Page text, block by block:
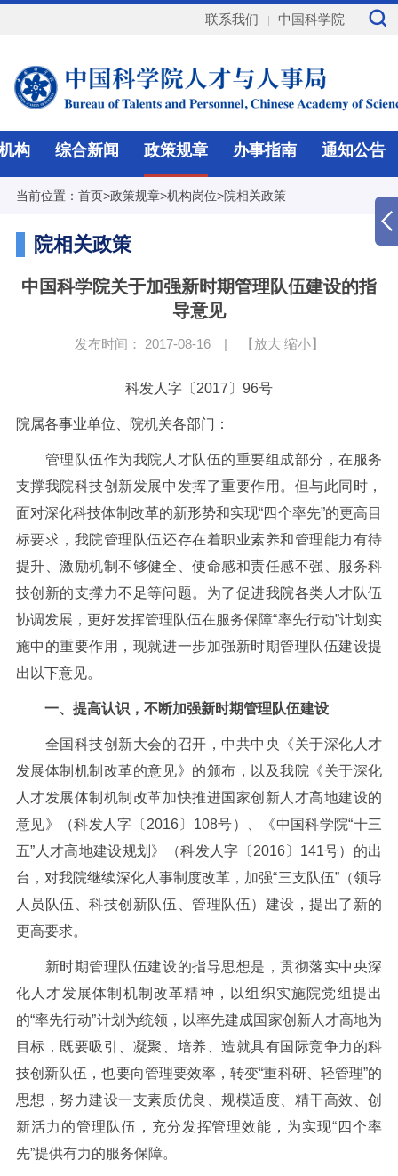
联系我们 中国科学院
构 综合新闻 政策规章 办事指南 通知公告
当前位置： 首页>政策规章>机构岗位>院相关政策
院相关政策
中国科学院关于加强新时期管理队伍建设的指
导意见
发布时间： 2017-08-16 | 【放大 缩小】
科发人字 〔2017 〕96号
院属各事业单位、院机关各部门：
管理队伍作为我院人才队伍的重要组成部分，在服务
支撑我院科技创新发展中发挥了重要作用。但与此同时，
面对深化科技体制改革的新形势和实现“四个率先”的更高目
标要求，我院管理队伍还存在着职业素养和管理能力有待
提升、激励机制不够健全、使命感和责任感不强、服务科
技创新的支撑力不足等问题。为了促进我院各类人才队伍
协调发展，更好发挥管理队伍在服务保障“率先行动”计划实
施中的重要作用，现就进一步加强新时期管理队伍建设提
出以下意见。
一、提高认识，不断加强新时期管理队伍建设
全国科技创新大会的召开，中共中央《关于深化人才
发展体制机制改革的意见》的颁布，以及我院《关于深化
人才发展体制机制改革加快推进国家创新人才高地建设的
意见》（科发人字〔 2016〕 108号）、《中国科学院“十三
五”人才高地建设规划》（科发人字〔 2016〕 141号）的出
台，对我院继续深化人事制度改革，加强“三支队伍”（领导
人员队伍、科技创新队伍、管理队伍）建设，提出了新的
更高要求。
新时期管理队伍建设的指导思想是，贯彻落实中央深
化人才发展体制机制改革精神，以组织实施院党组提出
的“率先行动”计划为统领，以率先建成国家创新人才高地为
目标，既要吸引、凝聚、培养、造就具有国际竞争力的科
技创新队伍，也要向管理要效率，转变“重科研、轻管理”的
思想，努力建设一支素质优良、规模适度、精干高效、创
新活力的管理队伍，充分发挥管理效能，为实现“四个率
先”提供有力的服务保障。